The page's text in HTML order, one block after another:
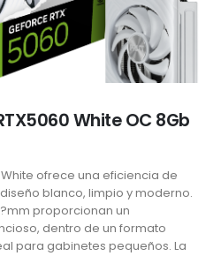
White OC 8Gb
White ofrece una eficiencia de
blanco, limpio y moderno.
proporcionan un
dentro de un formato
para gabinetes pequeños. La